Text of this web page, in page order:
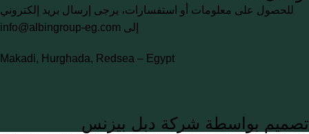
للحصول على معلومات أو استفسارات، يرجى إرسال بريد إلكتروني
إلى info@albingroup-eg.com
Makadi, Hurghada, Redsea – Egypt
تصميم بواسطة شركة دبل بيزنس